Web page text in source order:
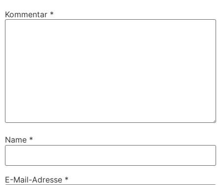
Kommentar *
Name *
E-Mail-Adresse *